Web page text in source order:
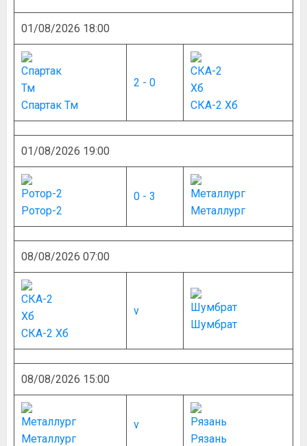
01/08/2026 18:00
Спартак Тм
2 - 0
СКА-2 Хб
01/08/2026 19:00
Ротор-2
0 - 3
Металлург
08/08/2026 07:00
СКА-2 Хб
v
Шумбрат
08/08/2026 15:00
Металлург
v
Рязань